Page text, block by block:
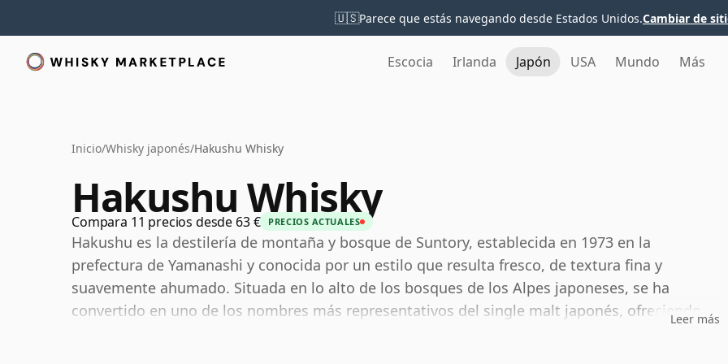
🇺🇸Parece que estás navegando desde Estados Unidos.Cambiar de
Escocia Irlanda Japón USA Mundo Más
Inicio/Whisky japonés/Hakushu Whisky
Hakushu Whisky
Compara 11 precios desde 63 € PRECIOS ACTUALES
Hakushu es la destilería de montaña y bosque de Suntory, establecida en 1973 en la
prefectura de Yamanashi y conocida por un estilo que resulta fresco, de textura fina y
suavemente ahumado. Situada en lo alto de los bosques de los Alpes japoneses, se ha
convertido en uno de los nombres más representativos del single malt japonés, ofreciendo
Leer más